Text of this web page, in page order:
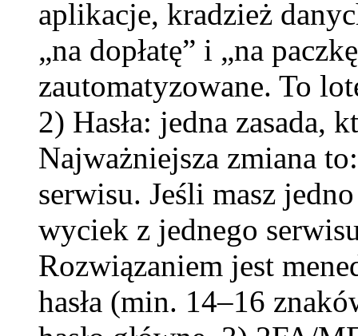
aplikacje, kradzież
„na dopłatę” i „na
zautomatyzowane. To
2) Hasła: jedna zasada,
Najważniejsza zmiana
serwisu. Jeśli masz
wyciek z jednego
Rozwiązaniem jest
hasła (min. 14–16